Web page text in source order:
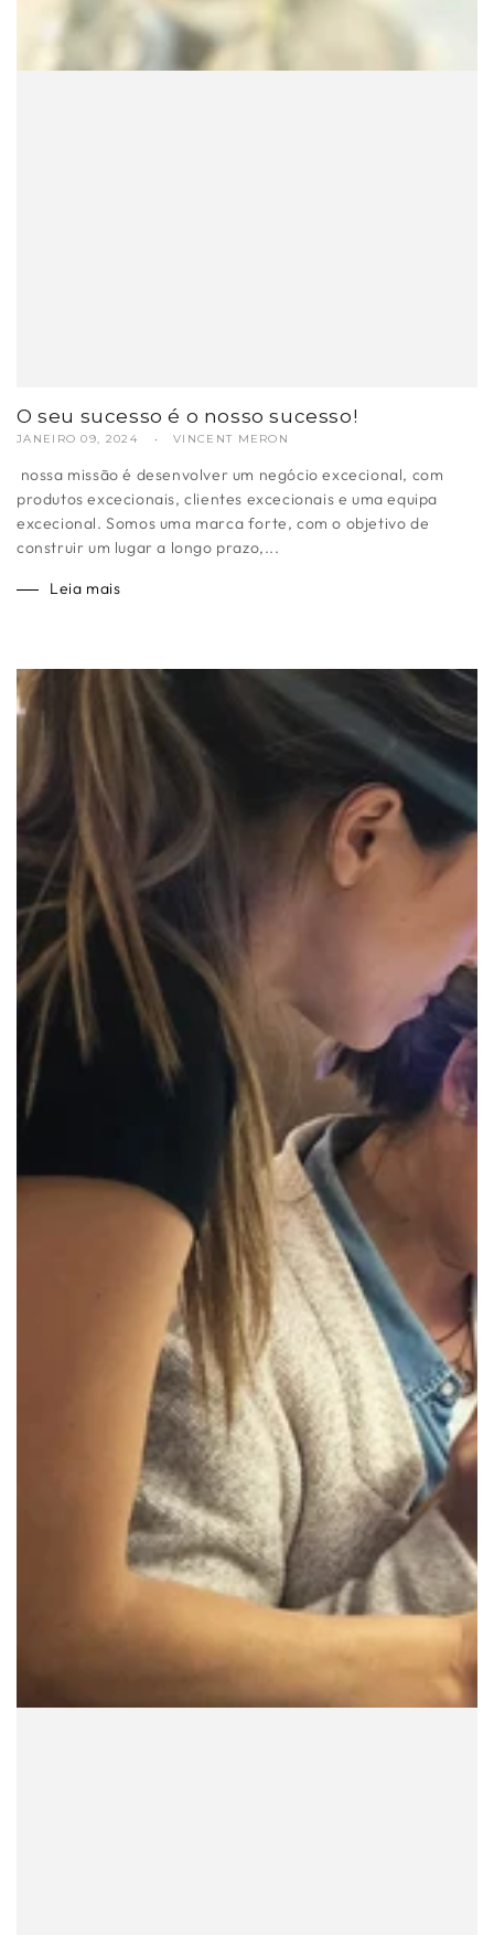
O seu sucesso é o nosso sucesso!
JANEIRO 09, 2024 VINCENT MERON
nossa missão é desenvolver um negócio excecional, com
produtos excecionais, clientes excecionais e uma equipa
excecional. Somos uma marca forte, com o objetivo de
construir um lugar a longo prazo,...
Leia mais